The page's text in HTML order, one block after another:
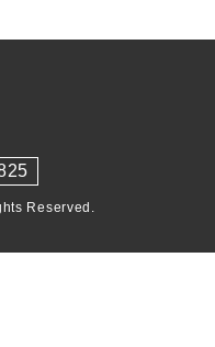
Reserved.